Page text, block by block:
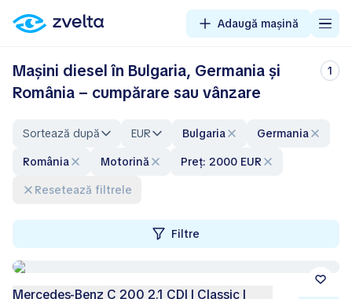
Adaugă mașină
Mașini diesel în Bulgaria, Germania și
România – cumpărare sau vânzare
1
Sortează după EUR Bulgaria
Germania
România
Motorină
Preț: 2000 EUR
Resetează filtrele
Filtre
Mercedes-Benz C 200 2.1 CDI | Classic |